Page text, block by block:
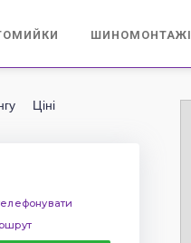
ШИНОМОНТАЖІ
Ціні